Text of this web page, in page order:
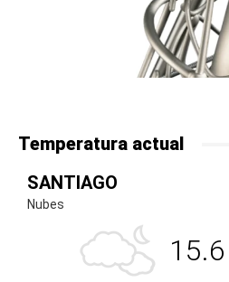
Temperatura actual
SANTIAGO
Nubes
15.6